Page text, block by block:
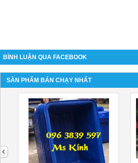
BÌNH LUẬN QUA FACEBOOK
SẢN PHẨM BÁN CHẠY NHẤT
next